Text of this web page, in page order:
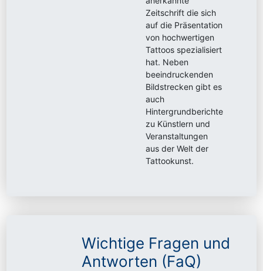
Zeitschrift die sich
auf die Präsentation
von hochwertigen
Tattoos spezialisiert
hat. Neben
beeindruckenden
Bildstrecken gibt es
auch
Hintergrundberichte
zu Künstlern und
Veranstaltungen
aus der Welt der
Tattookunst.
Wichtige Fragen und
Antworten (FaQ)